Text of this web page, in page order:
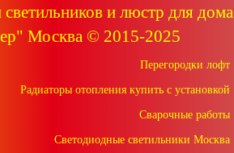
светильников и люстр для дома
Москва © 2015-2025
Перегородки лофт
Радиаторы отопления купить с установкой
Сварочные работы
Светодиодные светильники Москва